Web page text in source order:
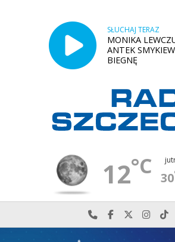
SŁUCHAJ TERAZ
MONIKA
ANTEK
BIEGNĘ
12°C 30
Najlepiej po prostu
Odwiedź nas
Odwiedź